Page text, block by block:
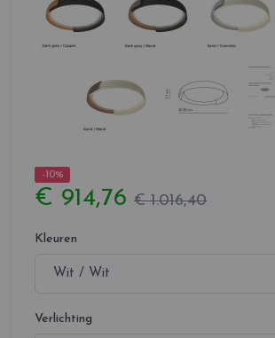
-10%
€ 914,76 € 1.016,40
Kleuren
Verlichting